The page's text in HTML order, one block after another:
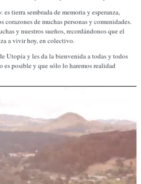
tierra sembrada de memoria y esperanza,
corazones de muchas personas y comunidades.
y nuestros sueños, recordándonos que el
a vivir hoy, en colectivo.
Utopía y les da la bienvenida a todas y todos
es posible y que sólo lo haremos realidad